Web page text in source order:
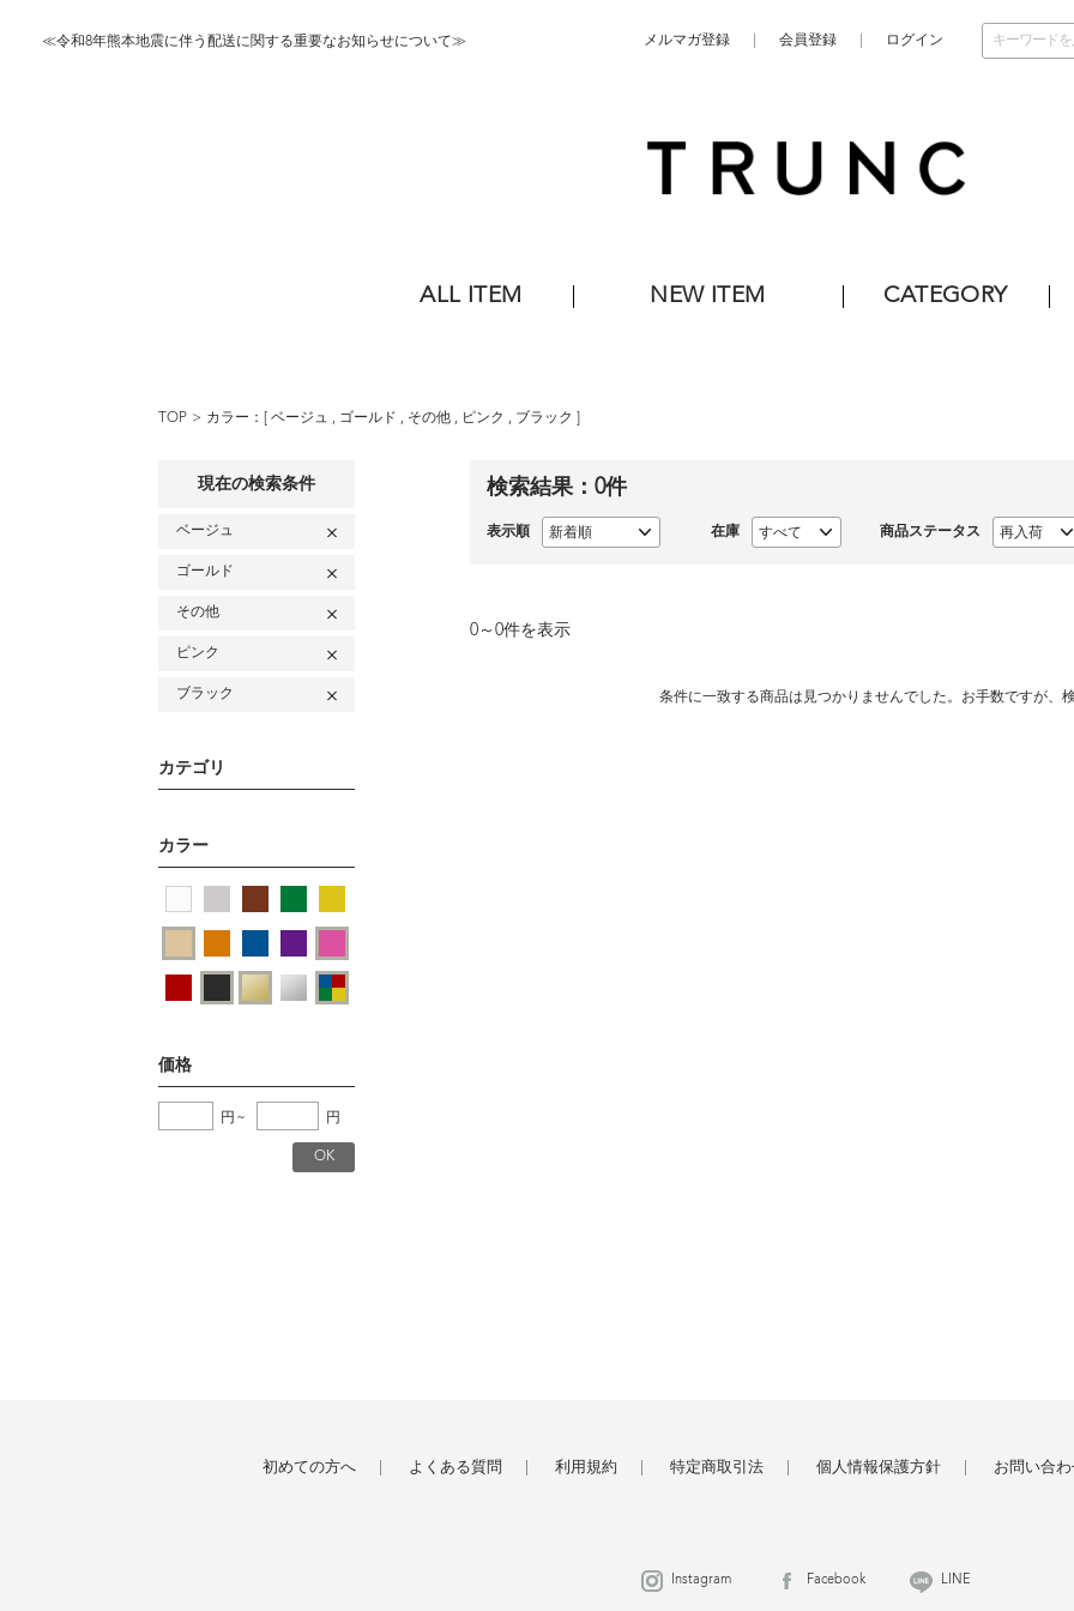
≪令和8年熊本地震に伴う配送に関する重要なお知らせについて≫ メルマガ登録 会員登録 ログイン
ALL ITEM NEW ITEM CATEGORY
TOP カラー：[ ベージュ , ゴールド , その他 , ピンク , ブラック
現在の検索条件
ベージュ
ゴールド
その他
ピンク
ブラック
カテゴリ
カラー
価格
円 ~ 円
検索結果： 0件
表示順 在庫 商品ステータス
0 ～ 0件を表示
条件に一致する商品は見つかりませんでした。お手数ですが、
初めての方へ よくある質問 利用規約 特定商取引法 個人情報保護方針 お問い合
Instagram Facebook LINE